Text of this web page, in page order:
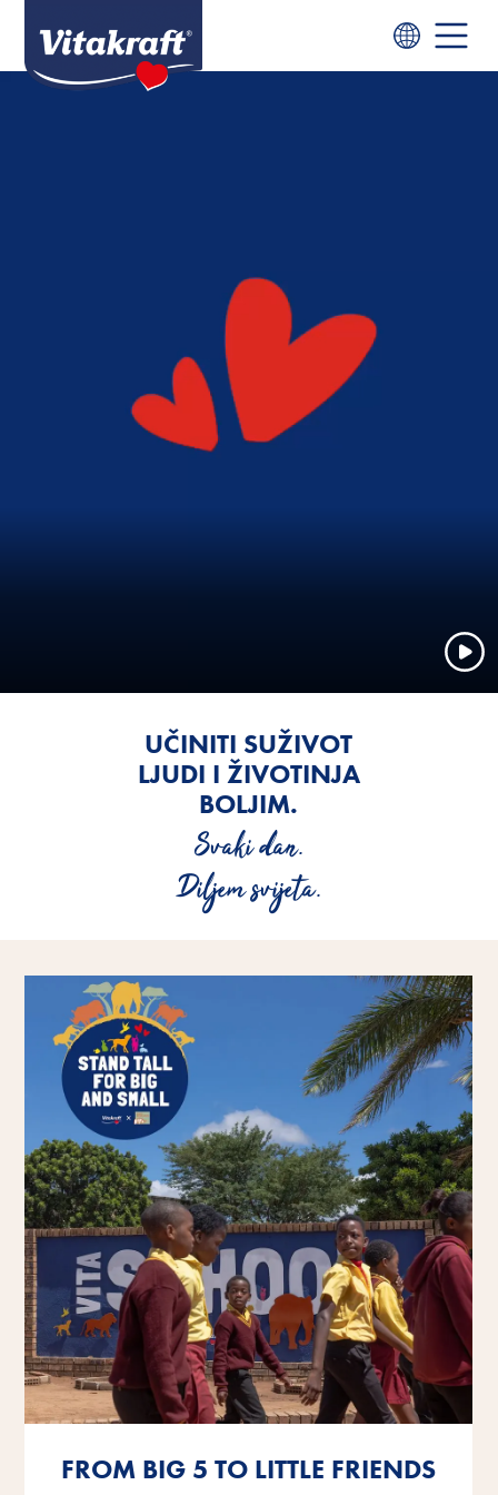
UČINITI SUŽIVOT
LJUDI I ŽIVOTINJA
BOLJIM.
Svaki dan.
Diljem svijeta.
Saznajte više
FROM BIG 5 TO LITTLE FRIENDS
FROM BIG 5 TO LITTLE FRIENDS
FROM BIG 5 TO LITTLE FRIENDS